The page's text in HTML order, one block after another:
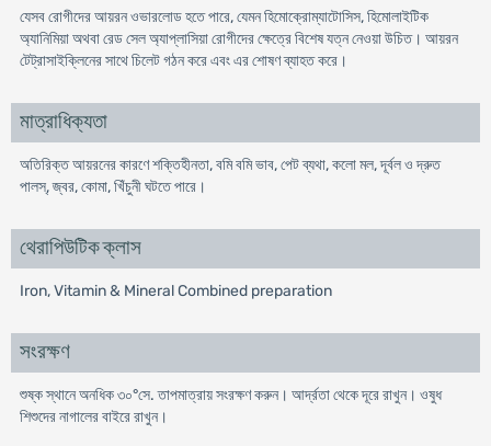
যেসব রোগীদের আয়রন ওভারলোড হতে পারে, যেমন হিমোক্রোম্যাটোসিস, হিমোলাইটিক
অ্যানিমিয়া অথবা রেড সেল অ্যাপ্লাসিয়া রোগীদের ক্ষেত্রে বিশেষ যত্ন নেওয়া উচিত। আয়রন
টেট্রাসাইক্লিনের সাথে চিলেট গঠন করে এবং এর শোষণ ব্যাহত করে।
মাত্রাধিক্যতা
অতিরিক্ত আয়রনের কারণে শক্তিহীনতা, বমি বমি ভাব, পেট ব্যথা, কলো মল, দূর্বল ও দ্রুত
পালস্, জ্বর, কোমা, খিঁচুনী ঘটতে পারে।
থেরাপিউটিক ক্লাস
Iron, Vitamin & Mineral Combined preparation
সংরক্ষণ
শুষ্ক স্থানে অনধিক ৩০°সে. তাপমাত্রায় সংরক্ষণ করুন। আর্দ্রতা থেকে দূরে রাখুন। ওষুধ
শিশুদের নাগালের বাইরে রাখুন।